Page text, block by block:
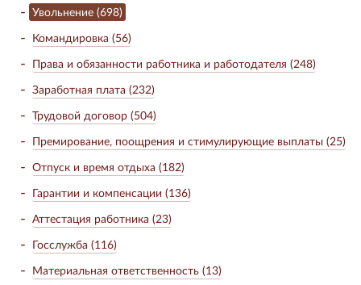
Увольнение (698)
Командировка (56)
Права и обязанности работника и работодателя (248)
Заработная плата (232)
Трудовой договор (504)
Премирование, поощрения и стимулирующие выплаты (25)
Отпуск и время отдыха (182)
Гарантии и компенсации (136)
Аттестация работника (23)
Госслужба (116)
Материальная ответственность (13)